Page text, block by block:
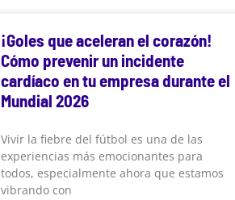
¡Goles que aceleran el corazón!
Cómo prevenir un incidente
cardíaco en tu empresa durante el
Mundial 2026
Vivir la fiebre del fútbol es una de las
experiencias más emocionantes para
todos, especialmente ahora que estamos
vibrando con